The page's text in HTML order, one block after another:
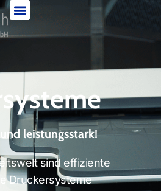
leistungsstark!
sind effiziente
Druckersysteme